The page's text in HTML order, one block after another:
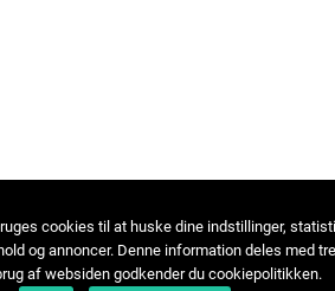
cookies til at huske dine indstillinger,
og annoncer. Denne information deles med
af websiden godkender du cookiepolitikken.